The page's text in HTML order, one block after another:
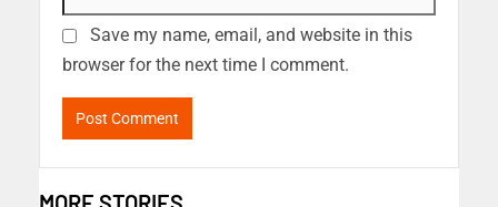
Save my name, email, and website in this
browser for the next time I comment.